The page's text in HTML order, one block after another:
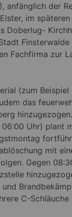
anfänglich der
im
Doberlug-
Fachfirma zur
(zum Beispiel
das
Uhr) plant
mit
Gegen
C-